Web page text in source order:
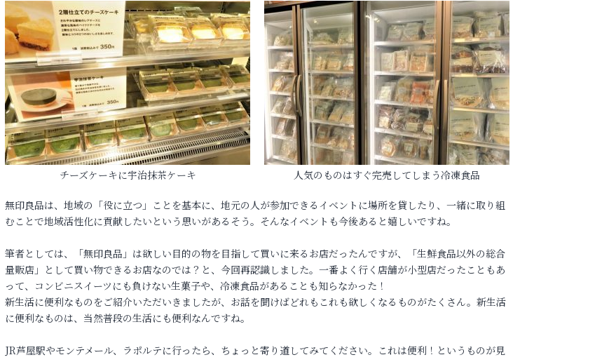
チーズケーキに宇治抹茶ケーキ 人気のものはすぐ完売してしまう冷凍食品
無印良品は、地域の「役に立つ」ことを基本に、地元の人が参加できるイベントに場所を貸したり、一緒に取り組
むことで地域活性化に貢献したいという思いがあるそう。そんなイベントも今後あると嬉しいですね。
筆者としては、「無印良品」は欲しい目的の物を目指して買いに来るお店だったんですが、「生鮮食品以外の総合
量販店」として買い物できるお店なのでは？と、今回再認識しました。一番よく行く店舗が小型店だったこともあ
って、コンビニスイーツにも負けない生菓子や、冷凍食品があることも知らなかった！
新生活に便利なものをご紹介いただいきましたが、お話を聞けばどれもこれも欲しくなるものがたくさん。新生活
に便利なものは、当然普段の生活にも便利なんですね。
JR芦屋駅やモンテメール、ラポルテに行ったら、ちょっと寄り道してみてください。これは便利！というものが見